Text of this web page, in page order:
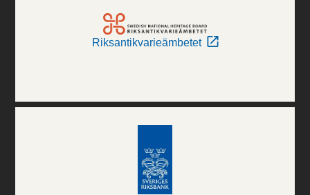
Riksantikvarieämbetet